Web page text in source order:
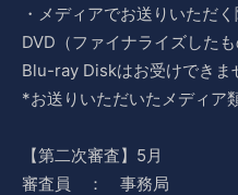
・メディアでお送りいただ
DVD（ファイナライズした
Blu-ray Diskはお受けできま
*お送りいただいたメディア
【第二次審査】5月
審査員 ： 事務局